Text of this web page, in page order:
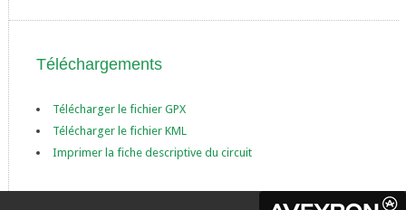
Téléchargements
Télécharger le fichier GPX
Télécharger le fichier KML
Imprimer la fiche descriptive du circuit